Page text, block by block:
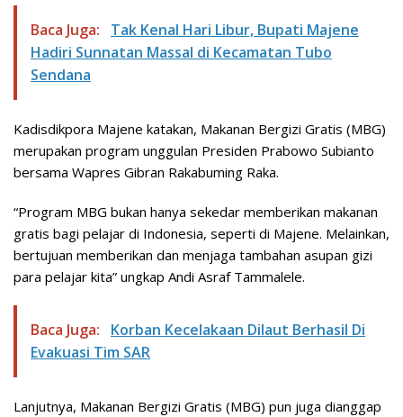
Baca Juga:
Tak Kenal Hari Libur, Bupati Majene
Hadiri Sunnatan Massal di Kecamatan Tubo
Sendana
Kadisdikpora Majene katakan, Makanan Bergizi Gratis (MBG)
merupakan program unggulan Presiden Prabowo Subianto
bersama Wapres Gibran Rakabuming Raka.
“Program MBG bukan hanya sekedar memberikan makanan
gratis bagi pelajar di Indonesia, seperti di Majene. Melainkan,
bertujuan memberikan dan menjaga tambahan asupan gizi
para pelajar kita” ungkap Andi Asraf Tammalele.
Baca Juga:
Korban Kecelakaan Dilaut Berhasil Di
Evakuasi Tim SAR
Lanjutnya, Makanan Bergizi Gratis (MBG) pun juga dianggap